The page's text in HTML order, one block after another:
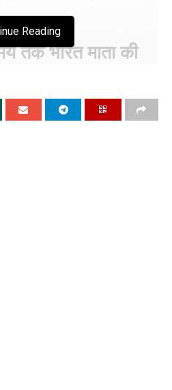
तक भारत माता की
प्रधानमंत्री नरेंद्र मोदी के नाम
Reading